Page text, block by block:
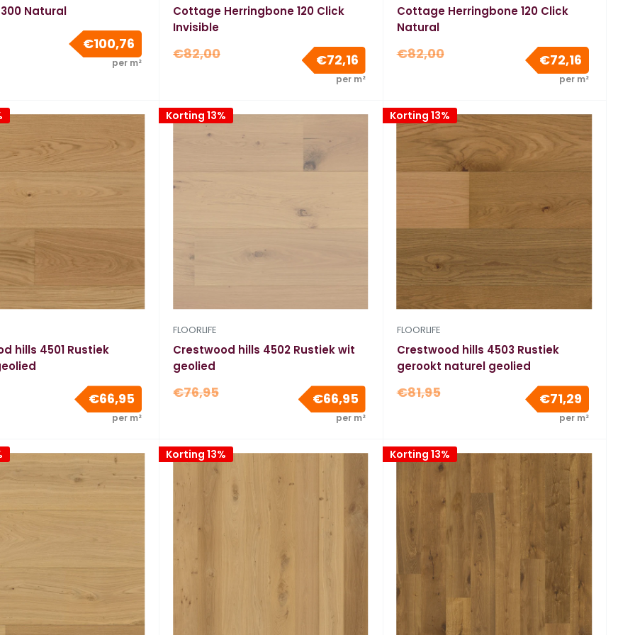
Natural
Verkoopprijs
€100,76
per m²
Cottage Herringbone 120 Click
Invisible
Normale
€82,00 Verkoopprijs
€72,16
per m²
Cottage Herringbone 120 Click
Natural
Normale
€82,00 €72,16
per m²
hills 4501 Rustiek
Verkoopprijs
€66,95
per m²
Korting 13%
FLOORLIFE
Crestwood hills 4502 Rustiek wit
geolied
Normale
€76,95 Verkoopprijs
€66,95
per m²
Korting 13%
FLOORLIFE
Crestwood hills 4503 Rustiek
gerookt naturel geolied
Normale
€81,95 €71,29
per m²
Korting 13% Korting 13%